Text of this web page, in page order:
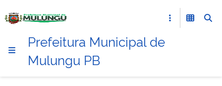
Prefeitura Municipal de
Mulungu PB